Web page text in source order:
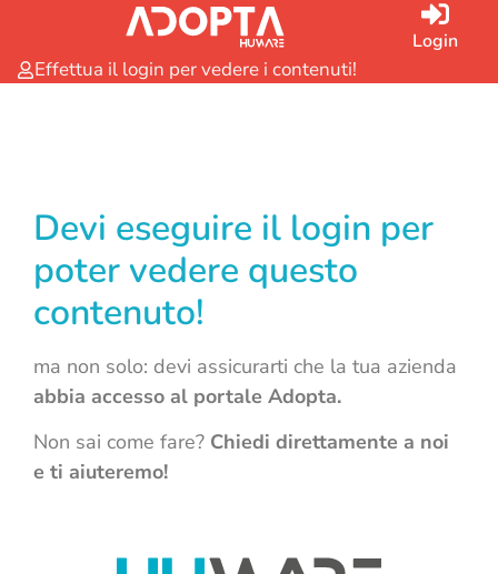
Login
Effettua il login per vedere i contenuti!
Devi eseguire il login per
poter vedere questo
contenuto!
ma non solo: devi assicurarti che la tua azienda
abbia accesso al portale Adopta.
Non sai come fare? Chiedi direttamente a noi
e ti aiuteremo!